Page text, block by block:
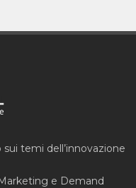
temi dell’innovazione
e Demand